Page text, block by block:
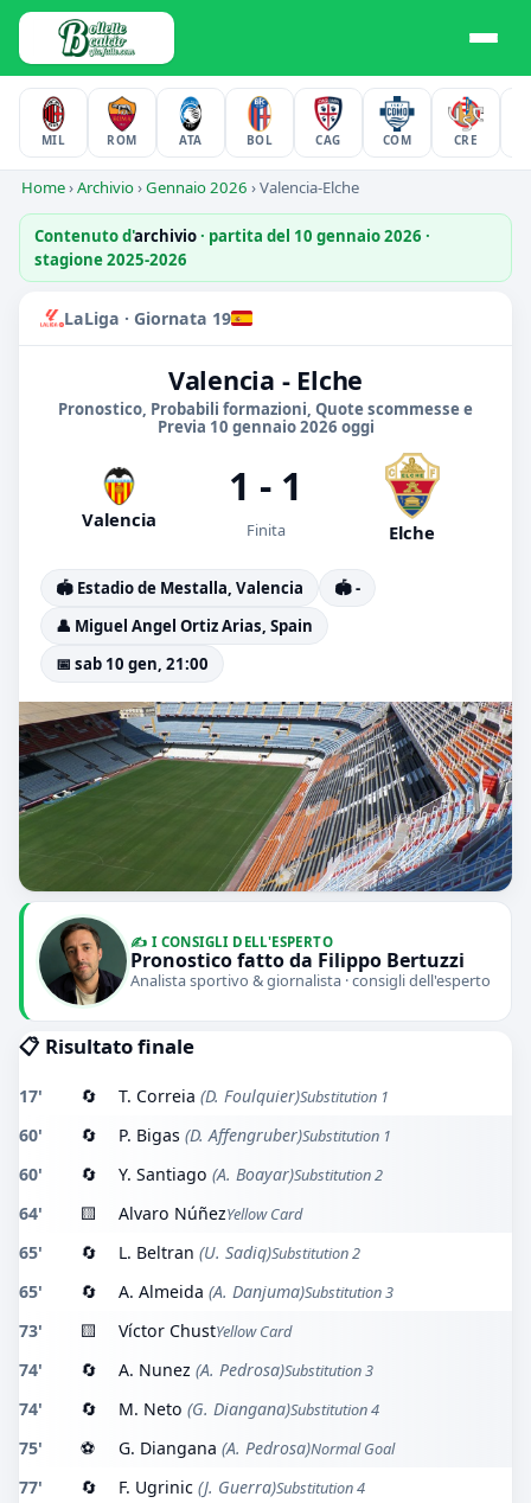
MIL ROM ATA BOL CAG COM CRE
Home›Archivio›Gennaio 2026 ›Valencia-Elche
Contenuto d'archivio· partita del 10 gennaio 2026 ·
stagione 2025-2026
LaLiga · Giornata 19
Valencia - Elche
Pronostico, Probabili formazioni, Quote scommesse e
Previa 10 gennaio 2026 oggi
Valencia
1 - 1
Finita Elche
🏟️ Estadio de Mestalla, Valencia
🏟️ -
👤 Miguel Angel Ortiz Arias, Spain
📅 sab 10 gen, 21:00
✍️ I CONSIGLI DELL'ESPERTO
Pronostico fatto da Filippo Bertuzzi
Analista sportivo & giornalista · consigli dell'esperto
📋 Risultato finale
17' 🔄 T. Correia (D. Foulquier)Substitution 1
60' 🔄 P. Bigas (D. Affengruber)Substitution 1
60' 🔄 Y. Santiago (A. Boayar)Substitution 2
64' 🟨 Alvaro NúñezYellow Card
65' 🔄 L. Beltran (U. Sadiq)Substitution 2
65' 🔄 A. Almeida (A. Danjuma)Substitution 3
73' 🟨 Víctor ChustYellow Card
74' 🔄 A. Nunez (A. Pedrosa)Substitution 3
74' 🔄 M. Neto (G. Diangana)Substitution 4
75' ⚽ G. Diangana (A. Pedrosa)Normal Goal
77' 🔄 F. Ugrinic (J. Guerra)Substitution 4